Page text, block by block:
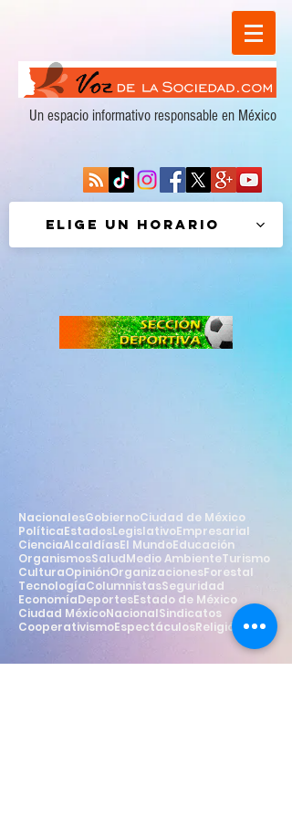
Un espacio informativo responsable en México
Elige un horario
NacionalesGobiernoCiudad de México
PolíticaEstadosLegislativoEmpresarial
CienciaAlcaldíasEl MundoEducación
OrganismosSaludMedio AmbienteTurismo
CulturaOpiniónOrganizacionesForestal
TecnologíaColumnistasSeguridad
EconomíaDeportesEstado de México
Ciudad MéxicoNacionalSindicatos
CooperativismoEspectáculosReligión Estilo